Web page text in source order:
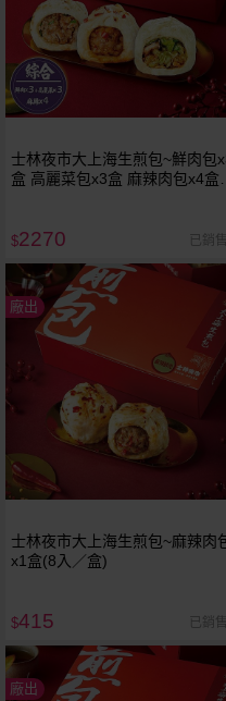
士林夜市大上海生煎包~鮮肉包
盒 高麗菜包x3盒 麻辣肉包x4盒(8
$2270 已銷
廠出
士林夜市大上海生煎包~麻辣肉
x1盒(8入／盒)
$415 已銷
廠出